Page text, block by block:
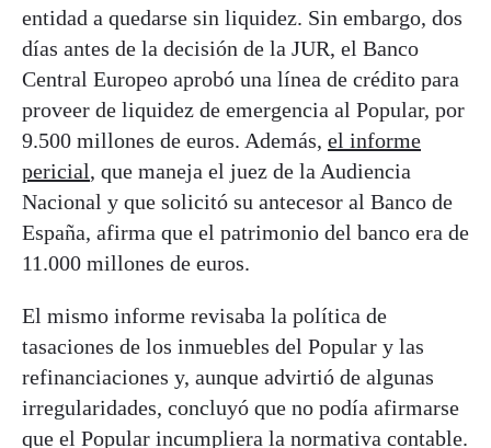
entidad a quedarse sin liquidez. Sin embargo, dos
días antes de la decisión de la JUR, el Banco
Central Europeo aprobó una línea de crédito para
proveer de liquidez de emergencia al Popular, por
9.500 millones de euros. Además, el informe
pericial, que maneja el juez de la Audiencia
Nacional y que solicitó su antecesor al Banco de
España, afirma que el patrimonio del banco era de
11.000 millones de euros.
El mismo informe revisaba la política de
tasaciones de los inmuebles del Popular y las
refinanciaciones y, aunque advirtió de algunas
irregularidades, concluyó que no podía afirmarse
que el Popular incumpliera la normativa contable.